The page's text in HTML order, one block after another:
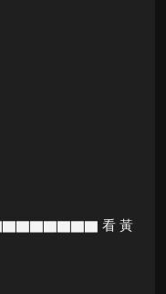
▇▇▇▇▇▇▇▇ 看 黃